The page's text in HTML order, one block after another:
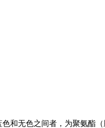
和无色之间者，为聚氨酯